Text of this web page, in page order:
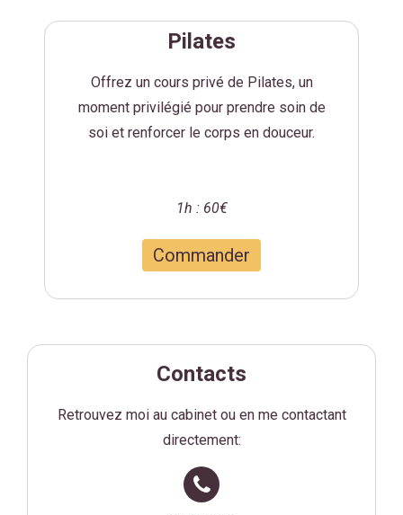
Pilates
Offrez un cours privé de Pilates, un
moment privilégié pour prendre soin de
soi et renforcer le corps en douceur.
1h : 60€
Commander
Contacts
Retrouvez moi au cabinet ou en me contactant
directement:
